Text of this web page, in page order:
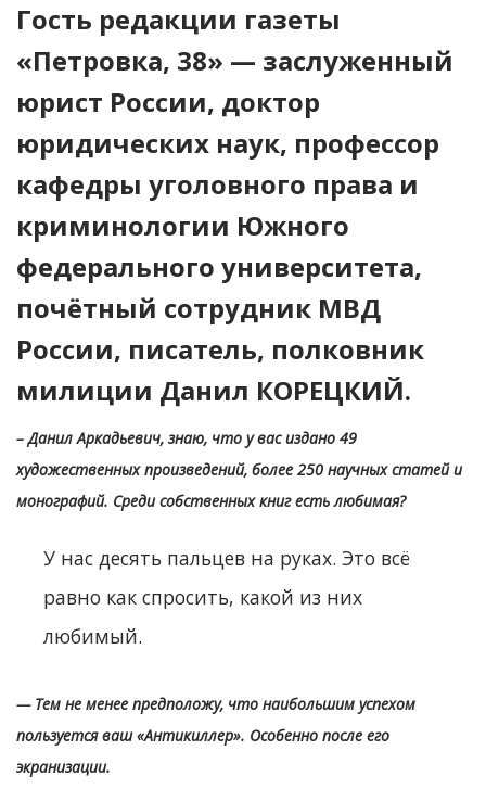
Гость редакции газеты
«Петровка, 38» — заслуженный
юрист России, доктор
юридических наук, профессор
кафедры уголовного права и
криминологии Южного
федерального университета,
почётный сотрудник МВД
России, писатель, полковник
милиции Данил КОРЕЦКИЙ.
– Данил Аркадьевич, знаю, что у вас издано 49
художественных произведений, более 250 научных статей и
монографий. Среди собственных книг есть любимая?
У нас десять пальцев на руках. Это всё
равно как спросить, какой из них
любимый.
— Тем не менее предположу, что наибольшим успехом
пользуется ваш «Антикиллер». Особенно после его
экранизации.